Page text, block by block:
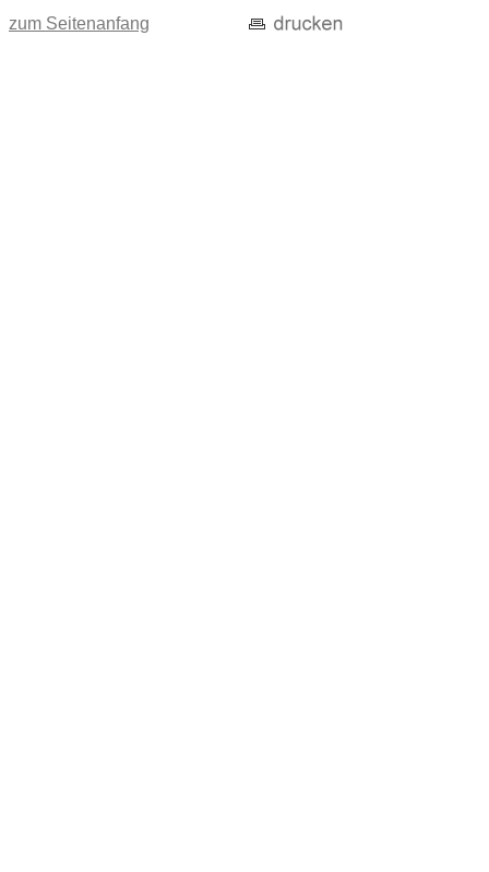
zum Seitenanfang